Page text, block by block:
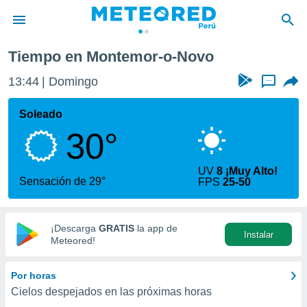
de
ha sido
calidad.
a este
las
y
digital
basada
Tiempo en Montemor-o-Novo
13:44 Domingo ...
Soleado
30°
Sensación de 29°
UV8 ¡Muy Alto!
FPS25-50
¡Descarga GRATIS la app de
Meteored!
Instalar
Por horas
Cielos despejados en las próximas horas